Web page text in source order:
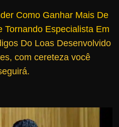
Como Ganhar Mais De
Tornando Especialista Em
Do Loas Desenvolvido
com cereteza você